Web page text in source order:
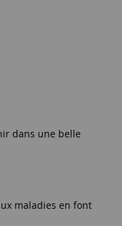
dans une belle
maladies en font